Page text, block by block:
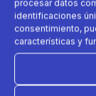
procesar datos
identificaciones
consentimiento,
características y